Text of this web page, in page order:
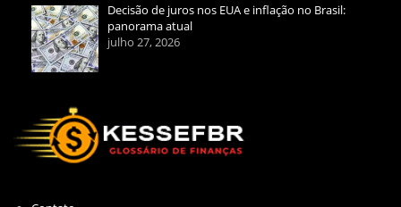
Decisão de juros nos EUA e inflação no Brasil:
panorama atual
julho 27, 2026